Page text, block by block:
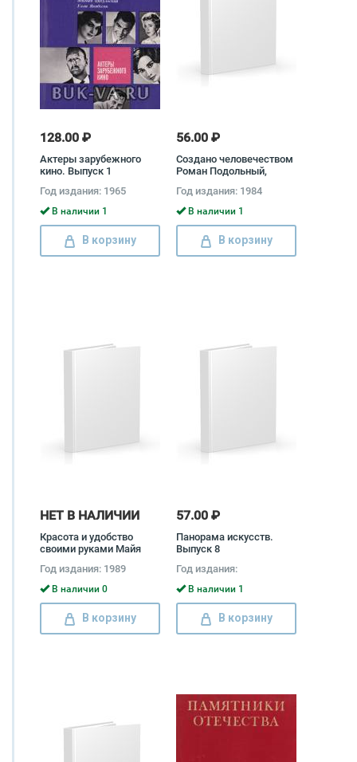
128.00 ₽
Актеры зарубежного
кино. Выпуск 1
Год издания: 1965
В наличии 1
В корзину
56.00 ₽
Создано человечеством
Роман Подольный,
Год издания: 1984
В наличии 1
В корзину
НЕТ В НАЛИЧИИ
Красота и удобство
своими руками Майя
Год издания: 1989
В наличии 0
В корзину
57.00 ₽
Панорама искусств.
Выпуск 8
Год издания:
В наличии 1
В корзину